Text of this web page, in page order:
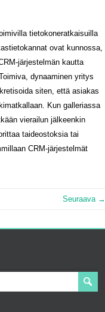
tietokoneratkaisuilla
ovat kunnossa,
järjestelmän kautta
dynaaminen yritys
siten, että asiakas
Kun galleriassa
vierailun jälkeenkin
taideostoksia tai
CRM-järjestelmät
Seuraava →